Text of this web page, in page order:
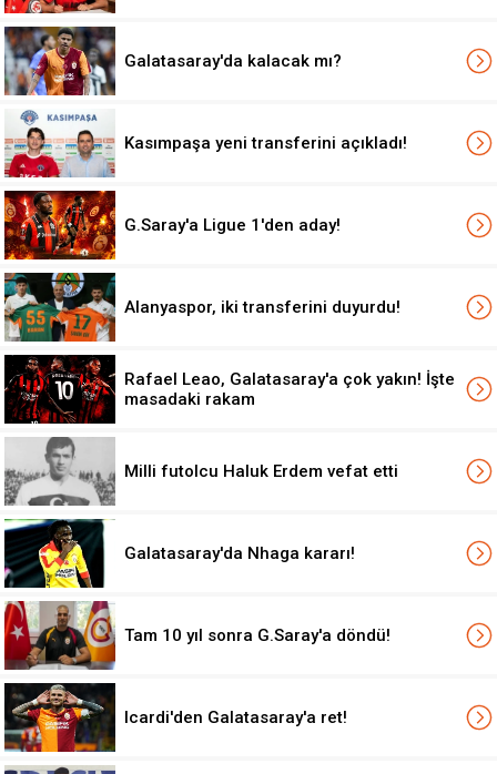
Galatasaray'da kalacak mı?
Kasımpaşa yeni transferini açıkladı!
G.Saray'a Ligue 1'den aday!
Alanyaspor, iki transferini duyurdu!
Rafael Leao, Galatasaray'a çok yakın! İşte
masadaki rakam
Milli futolcu Haluk Erdem vefat etti
Galatasaray'da Nhaga kararı!
Tam 10 yıl sonra G.Saray'a döndü!
Icardi'den Galatasaray'a ret!